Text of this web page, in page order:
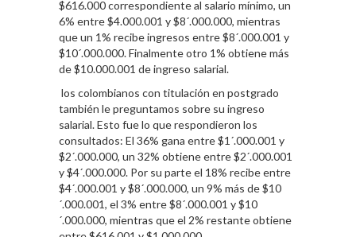
$616.000 correspondiente al salario mínimo, un
6% entre $4.000.001 y $8´.000.000, mientras
que un 1% recibe ingresos entre $8´.000.001 y
$10´.000.000. Finalmente otro 1% obtiene más
de $10.000.001 de ingreso salarial.
los colombianos con titulación en postgrado
también le preguntamos sobre su ingreso
salarial. Esto fue lo que respondieron los
consultados: El 36% gana entre $1´.000.001 y
$2´.000.000, un 32% obtiene entre $2´.000.001
y $4´.000.000. Por su parte el 18% recibe entre
$4´.000.001 y $8´.000.000, un 9% más de $10
´.000.001, el 3% entre $8´.000.001 y $10
´.000.000, mientras que el 2% restante obtiene